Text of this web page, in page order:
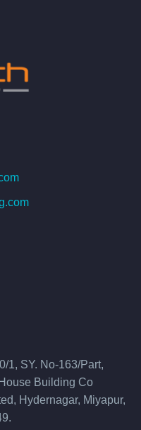
1, SY. No-163/Part,
Building Co
Hydernagar, Miyapur,